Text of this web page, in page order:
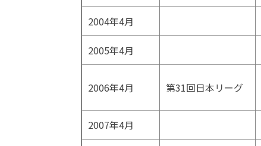
2004年4月
2005年4月
2006年4月 第31回日本リーグ
2007年4月